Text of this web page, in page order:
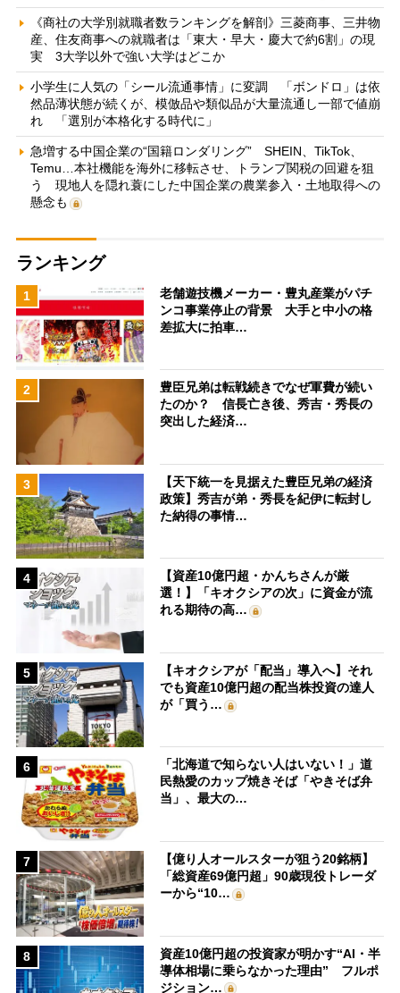
《商社の大学別就職者数ランキングを解剖》三菱商事、三井物
産、住友商事への就職者は「東大・早大・慶大で約6割」の現
実 3大学以外で強い大学はどこか
小学生に人気の「シール流通事情」に変調 「ボンドロ」は依
然品薄状態が続くが、模倣品や類似品が大量流通し一部で値崩
れ 「選別が本格化する時代に」
急増する中国企業の“国籍ロンダリング” SHEIN、TikTok、
Temu…本社機能を海外に移転させ、トランプ関税の回避を狙
う 現地人を隠れ蓑にした中国企業の農業参入・土地取得への
懸念も
ランキング
1
老舗遊技機メーカー・豊丸産業がパチ
ンコ事業停止の背景 大手と中小の格
差拡大に拍車…
2
豊臣兄弟は転戦続きでなぜ軍費が続い
たのか？ 信長亡き後、秀吉・秀長の
突出した経済…
3
【天下統一を見据えた豊臣兄弟の経済
政策】秀吉が弟・秀長を紀伊に転封し
た納得の事情…
4
【資産10億円超・かんちさんが厳
選！】「キオクシアの次」に資金が流
れる期待の高…
5
【キオクシアが「配当」導入へ】それ
でも資産10億円超の配当株投資の達人
が「買う…
6
「北海道で知らない人はいない！」道
民熱愛のカップ焼きそば「やきそば弁
当」、最大の…
7
【億り人オールスターが狙う20銘柄】
「総資産69億円超」90歳現役トレーダ
ーから“10…
8
資産10億円超の投資家が明かす“AI・半
導体相場に乗らなかった理由” フルポ
ジション…